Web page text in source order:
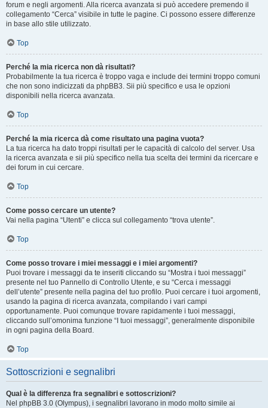
forum e negli argomenti. Alla ricerca avanzata si può accedere premendo il
collegamento “Cerca” visibile in tutte le pagine. Ci possono essere differenze
in base allo stile utilizzato.
Top
Perché la mia ricerca non dà risultati?
Probabilmente la tua ricerca è troppo vaga e include dei termini troppo comuni
che non sono indicizzati da phpBB3. Sii più specifico e usa le opzioni
disponibili nella ricerca avanzata.
Top
Perché la mia ricerca dà come risultato una pagina vuota?
La tua ricerca ha dato troppi risultati per le capacità di calcolo del server. Usa
la ricerca avanzata e sii più specifico nella tua scelta dei termini da ricercare e
dei forum in cui cercare.
Top
Come posso cercare un utente?
Vai nella pagina “Utenti” e clicca sul collegamento “trova utente”.
Top
Come posso trovare i miei messaggi e i miei argomenti?
Puoi trovare i messaggi da te inseriti cliccando su “Mostra i tuoi messaggi”
presente nel tuo Pannello di Controllo Utente, e su “Cerca i messaggi
dell’utente” presente nella pagina del tuo profilo. Puoi cercare i tuoi argomenti,
usando la pagina di ricerca avanzata, compilando i vari campi
opportunamente. Puoi comunque trovare rapidamente i tuoi messaggi,
cliccando sull’omonima funzione “I tuoi messaggi”, generalmente disponibile
in ogni pagina della Board.
Top
Sottoscrizioni e segnalibri
Qual è la differenza fra segnalibri e sottoscrizioni?
Nel phpBB 3.0 (Olympus), i segnalibri lavorano in modo molto simile ai